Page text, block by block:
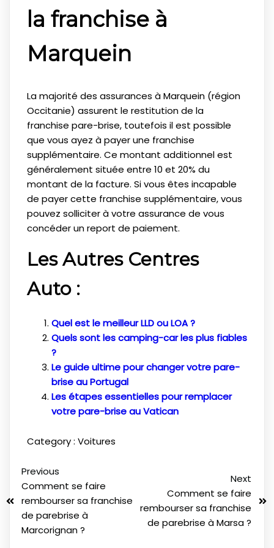
la franchise à
Marquein
La majorité des assurances à Marquein (région
Occitanie) assurent le restitution de la
franchise pare-brise, toutefois il est possible
que vous ayez à payer une franchise
supplémentaire. Ce montant additionnel est
généralement située entre 10 et 20% du
montant de la facture. Si vous êtes incapable
de payer cette franchise supplémentaire, vous
pouvez solliciter à votre assurance de vous
concéder un report de paiement.
Les Autres Centres
Auto :
Quel est le meilleur LLD ou LOA ?
Quels sont les camping-car les plus fiables
?
Le guide ultime pour changer votre pare-
brise au Portugal
Les étapes essentielles pour remplacer
votre pare-brise au Vatican
Category : Voitures
Previous
Comment se faire
rembourser sa franchise
de parebrise à
Marcorignan ?
Next
Comment se faire
rembourser sa franchise
de parebrise à Marsa ?